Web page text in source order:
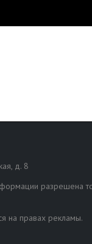
д. 8
разрешена
на правах рекламы.